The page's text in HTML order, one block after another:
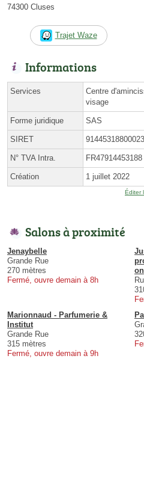
74300 Cluses
Trajet Waze
Informations
Services
Centre
visage
Forme juridique SAS
SIRET 91445318800023
N° TVA Intra. FR47914453188
Création 1 juillet 2022
Éditer
Salons à proximité
Jenaybelle
Grande Rue
270 mètres
Fermé, ouvre demain à 8h
Marionnaud - Parfumerie &
Institut
Grande Rue
315 mètres
Fermé, ouvre demain à 9h